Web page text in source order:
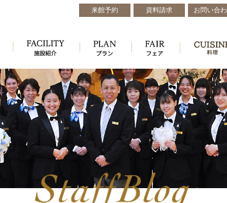
来館予約 資料請求 お問い合